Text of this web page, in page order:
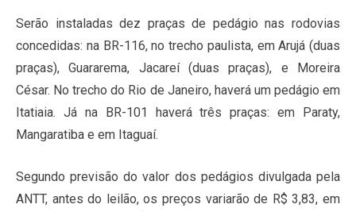
Serão instaladas dez praças de pedágio nas rodovias
concedidas: na BR-116, no trecho paulista, em Arujá (duas
praças), Guararema, Jacareí (duas praças), e Moreira
César. No trecho do Rio de Janeiro, haverá um pedágio em
Itatiaia. Já na BR-101 haverá três praças: em Paraty,
Mangaratiba e em Itaguaí.
Segundo previsão do valor dos pedágios divulgada pela
ANTT, antes do leilão, os preços variarão de R$ 3,83, em